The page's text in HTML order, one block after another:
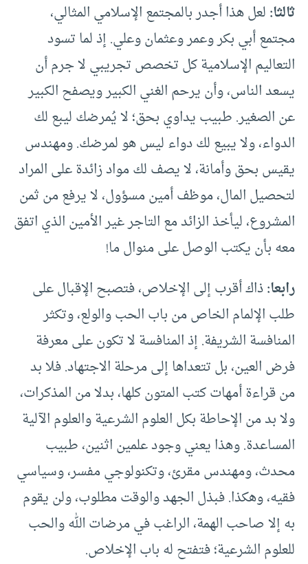
ثالثا:لعل هذا أجدر بالمجتمع الإسلامي المثالي،
مجتمع أبي بكر وعمر وعثمان وعلي. إذ لما تسود
التعاليم الإسلامية كل تخصص تجريبي لا جرم أن
يسعد الناس، وأن يرحم الغني الكبير ويصفح الكبير
عن الصغير. طبيب يداوي بحق؛ لا يُمرضك ليبع لك
الدواء، ولا يبيع لك دواء ليس هو لمرضك. ومهندس
يقيس بحق وأمانة، لا يصف لك مواد زائدة على المراد
لتحصيل المال، موظف أمين مسؤول، لا يرفع من ثمن
المشروع، ليأخذ الزائد مع التاجر غير الأمين الذي اتفق
معه بأن يكتب الوصل على منوال ما!
رابعا:ذاك أقرب إلى الإخلاص، فتصبح الإقبال على
طلب الإلمام الخاص من باب الحب والولع، وتكثر
المنافسة الشريفة. إذ المنافسة لا تكون على معرفة
فرض العين، بل تتعداها إلى مرحلة الاجتهاد. فلا بد
من قراءة أمهات كتب المتون كلها، بدلا من المذكرات،
ولا بد من الإحاطة بكل العلوم الشرعية والعلوم الآلية
المساعدة. وهذا يعني وجود علمين اثنين، طبيب
محدث، ومهندس مقرئ، وتكنولوجي مفسر، وسياسي
فقيه، وهكذا. فبذل الجهد والوقت مطلوب، ولن يقوم
به إلا صاحب الهمة، الراغب في مرضات الله والحب
للعلوم الشرعية؛ فتفتح له باب الإخلاص.